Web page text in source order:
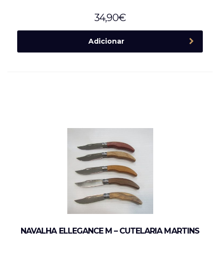
34,90€
Adicionar
NAVALHA ELLEGANCE M – CUTELARIA MARTINS